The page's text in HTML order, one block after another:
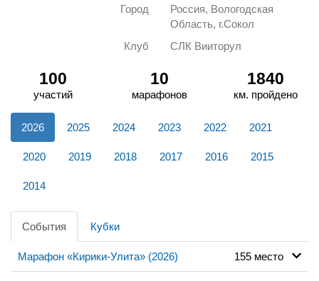
Город
Россия, Вологодская
Область, г.Сокол
Клуб
СЛК Вииторул
100
участий
10
марафонов
1840
км. пройдено
2026 2025 2024 2023 2022 2021
2020 2019 2018 2017 2016 2015
2014
События Кубки
Марафон «Кирики-Улита» (2026) 155 место